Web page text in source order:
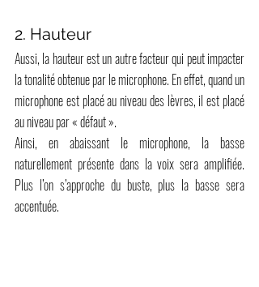
2. Hauteur
Aussi, la hauteur est un autre facteur qui peut impacter
la tonalité obtenue par le microphone. En effet, quand un
microphone est placé au niveau des lèvres, il est placé
au niveau par « défaut ».
Ainsi, en abaissant le microphone, la basse
naturellement présente dans la voix sera amplifiée.
Plus l’on s’approche du buste, plus la basse sera
accentuée.